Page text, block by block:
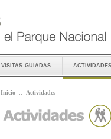
visitas guiadas actividades
Inicio :: Actividades